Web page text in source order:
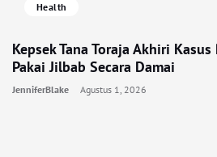
Health
Kepsek Tana Toraja Akhiri
Pakai Jilbab Secara Damai
JenniferBlake Agustus 1, 2026